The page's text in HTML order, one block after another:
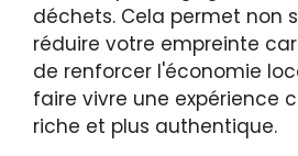
déchets. Cela permet non
réduire votre empreinte
de renforcer l'économie
faire vivre une expérience
riche et plus authentique.